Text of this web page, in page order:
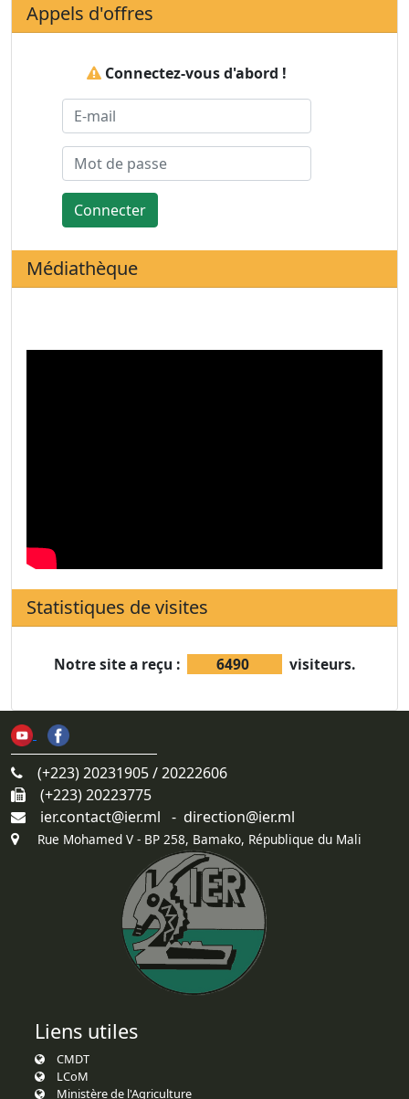
Appels d'offres
Connectez-vous d'abord !
Connecter
Médiathèque
Statistiques de visites
Notre site a reçu : 6490 visiteurs.
(+223) 20231905 / 20222606
(+223) 20223775
ier.contact@ier.ml - direction@ier.ml
Rue Mohamed V - BP 258, Bamako, République du Mali
Liens utiles
CMDT
LCoM
Ministère de l'Agriculture